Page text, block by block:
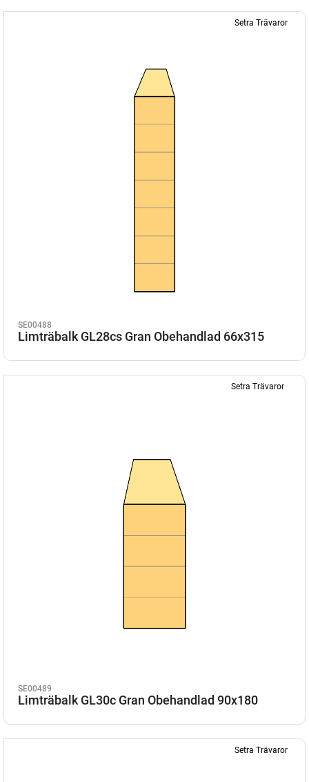
Setra Trävaror
SE00488
Limträbalk GL28cs Gran Obehandlad 66x315
Setra Trävaror
SE00489
Limträbalk GL30c Gran Obehandlad 90x180
Setra Trävaror